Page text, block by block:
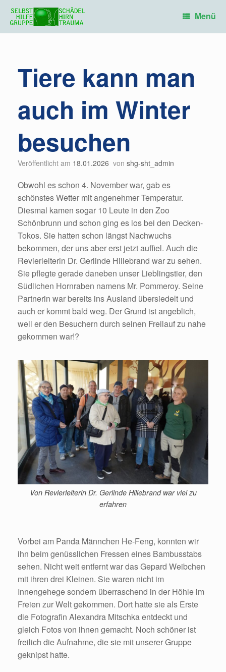
Inhalt
springen
Menü
Tiere kann man
auch im Winter
besuchen
Veröffentlicht am 18.01.2026 von shg-sht_admin
Obwohl es schon 4. November war, gab es
schönstes Wetter mit angenehmer Temperatur.
Diesmal kamen sogar 10 Leute in den Zoo
Schönbrunn und schon ging es los bei den Decken-
Tokos. Sie hatten schon längst Nachwuchs
bekommen, der uns aber erst jetzt auffiel. Auch die
Revierleiterin Dr. Gerlinde Hillebrand war zu sehen.
Sie pflegte gerade daneben unser Lieblingstier, den
Südlichen Hornraben namens Mr. Pommeroy. Seine
Partnerin war bereits ins Ausland übersiedelt und
auch er kommt bald weg. Der Grund ist angeblich,
weil er den Besuchern durch seinen Freilauf zu nahe
gekommen war!?
Von Revierleiterin Dr. Gerlinde Hillebrand war viel zu
erfahren
Vorbei am Panda Männchen He-Feng, konnten wir
ihn beim genüsslichen Fressen eines Bambusstabs
sehen. Nicht weit entfernt war das Gepard Weibchen
mit ihren drei Kleinen. Sie waren nicht im
Innengehege sondern überraschend in der Höhle im
Freien zur Welt gekommen. Dort hatte sie als Erste
die Fotografin Alexandra Mitschka entdeckt und
gleich Fotos von ihnen gemacht. Noch schöner ist
freilich die Aufnahme, die sie mit unserer Gruppe
geknipst hatte.